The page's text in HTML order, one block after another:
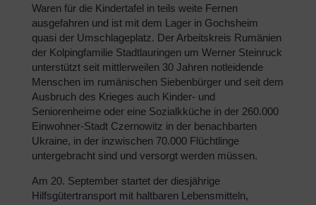
Waren für die Kindertafel in teils weite Fernen
ausgefahren und ist mit dem Lager in Gochsheim
quasi der Umschlageplatz. Der Arbeitskreis Rumänien
der Kolpingfamilie Stadtlauringen um Werner Steinruck
unterstützt seit mittlerweilen 30 Jahren notleidende
Menschen im rumänischen Siebenbürger und seit dem
Ausbruch des Krieges auch Kinder- und
Seniorenheime oder eine Sozialkküche in der 260.000
Einwohner-Stadt Czernowitz in der benachbarten
Ukraine, in der inzwischen 70.000 Flüchtlinge
untergebracht sind und versorgt werden müssen.
Am 20. September startet der diesjährige
Hilfsgütertransport mit haltbaren Lebensmitteln,